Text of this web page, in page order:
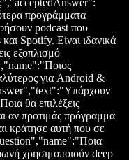
προγράμματα
podcast που
Spotify. Είναι ιδανικά
εξοπλισμό
για Android &
θα επιλέξεις
αν προτιμάς πρόγραμμα
κράτησε αυτή που σε
χρησιμοποιούν deep